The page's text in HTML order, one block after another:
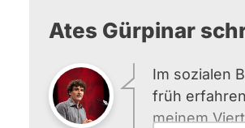
Ates Gürpinar
Im sozialen
früh
meinem